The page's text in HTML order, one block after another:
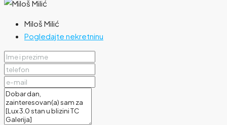
Miloš Milić
Pogledajte nekretninu